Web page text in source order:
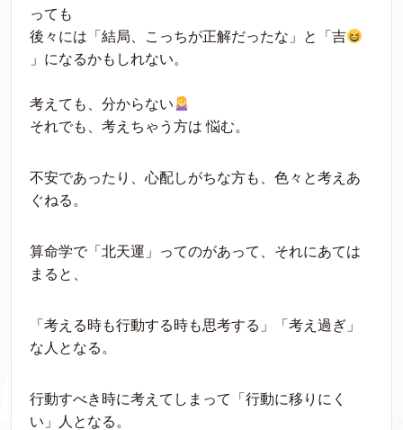
っても
後々には「結局、こっちが正解だったな」と「吉
」になるかもしれない。
考えても、分からない
それでも、考えちゃう方は 悩む。
不安であったり、心配しがちな方も、色々と考えあ
ぐねる。
算命学で「北天運」ってのがあって、それにあては
まると、
「考える時も行動する時も思考する」「考え過ぎ」
な人となる。
行動すべき時に考えてしまって「行動に移りにく
い」人となる。